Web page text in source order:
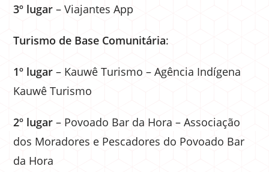
3º lugar – Viajantes App
Turismo de Base Comunitária:
1º lugar – Kauwê Turismo – Agência Indígena
Kauwê Turismo
2º lugar – Povoado Bar da Hora – Associação
dos Moradores e Pescadores do Povoado Bar
da Hora